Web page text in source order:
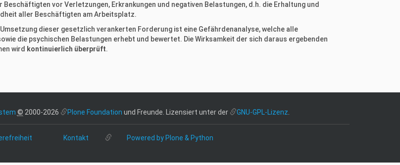
vor Verletzungen, Erkrankungen und negativen Belastungen, d.h. die Erhaltung und
aller Beschäftigten am Arbeitsplatz.
dieser gesetzlich verankerten Forderung ist eine Gefährdenanalyse, welche alle
die psychischen Belastungen erhebt und bewertet. Die Wirksamkeit der sich daraus ergebenden
wird kontinuierlich überprüft.
© 2000-2026 Plone Foundation und Freunde. Lizensiert unter der GNU-GPL-Lizenz
Kontakt Powered by Plone & Python